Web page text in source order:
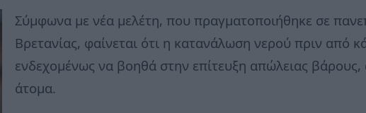
Σύμφωνα με νέα μελέτη, που πραγματοποιήθηκε σε
Βρετανίας, φαίνεται ότι η κατανάλωση νερού πριν από
ενδεχομένως να βοηθά στην επίτευξη απώλειας
άτομα.